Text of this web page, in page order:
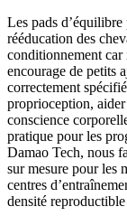
Les pads
rééducation des
conditionnement car
encourage de petits
correctement
proprioception,
conscience
pratique pour les
Damao Tech, nous
sur mesure pour les
centres
densité